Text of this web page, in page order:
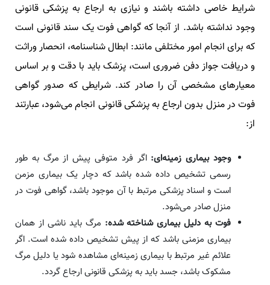
شرایط خاصی داشته باشند و نیازی به ارجاع به پزشکی قانونی
وجود نداشته باشد. از آنجا که گواهی فوت یک سند قانونی است
که برای انجام امور مختلفی مانند: ابطال شناسنامه، انحصار وراثت
و دریافت جواز دفن ضروری است، پزشک باید با دقت و بر اساس
معیارهای مشخصی آن را صادر کند. شرایطی که صدور گواهی
فوت در منزل بدون ارجاع به پزشکی قانونی انجام می‌شود، عبارتند
از:
وجود بیماری زمینه‌ای: اگر فرد متوفی پیش از مرگ به طور
رسمی تشخیص داده شده باشد که دچار یک بیماری مزمن
است و اسناد پزشکی مرتبط با آن موجود باشد، گواهی فوت در
منزل صادر می‌شود.
فوت به دلیل بیماری شناخته شده: مرگ باید ناشی از همان
بیماری مزمنی باشد که از پیش تشخیص داده شده است. اگر
علائم غیر مرتبط با بیماری زمینه‌ای مشاهده شود یا دلیل مرگ
مشکوک باشد، جسد باید به پزشکی قانونی ارجاع گردد.